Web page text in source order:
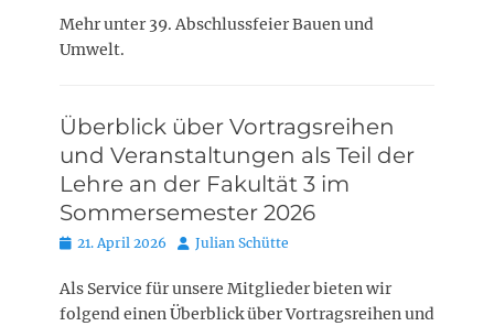
Mehr unter 39. Abschlussfeier Bauen und
Umwelt.
Überblick über Vortragsreihen
und Veranstaltungen als Teil der
Lehre an der Fakultät 3 im
Sommersemester 2026
Posted
21. April 2026 AutorJulian Schütte
Als Service für unsere Mitglieder bieten wir
folgend einen Überblick über Vortragsreihen und